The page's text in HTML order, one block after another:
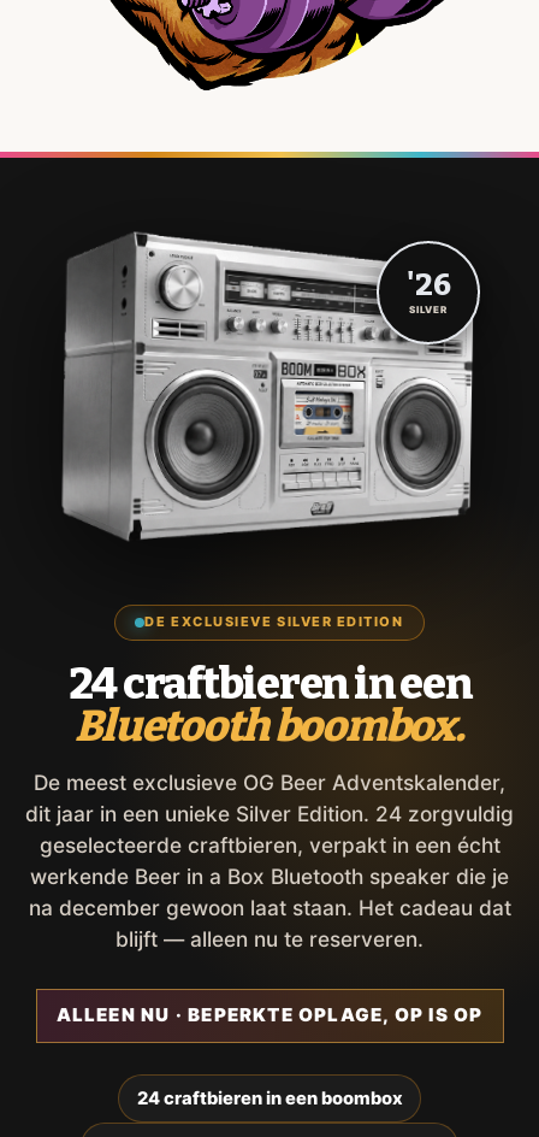
DE EXCLUSIEVE SILVER EDITION
24 craftbieren in een
Bluetooth boombox.
De meest exclusieve OG Beer Adventskalender,
dit jaar in een unieke Silver Edition. 24 zorgvuldig
geselecteerde craftbieren, verpakt in een écht
werkende Beer in a Box Bluetooth speaker die je
na december gewoon laat staan. Het cadeau dat
blijft — alleen nu te reserveren.
ALLEEN NU · BEPERKTE OPLAGE, OP IS OP
24 craftbieren in een boombox
'26
SILVER